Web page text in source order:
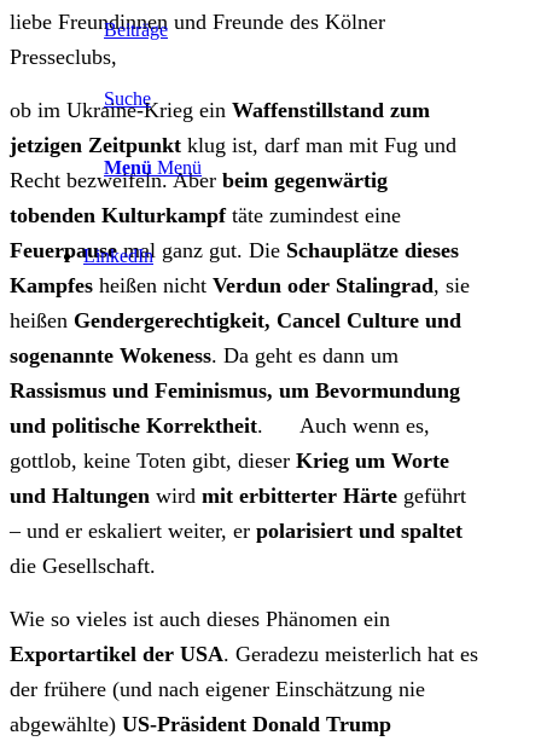
Beiträge
Suche
Menü Menü
LinkedIn
liebe Freundinnen und Freunde des Kölner
Presseclubs,
ob im Ukraine-Krieg ein Waffenstillstand zum
jetzigen Zeitpunkt klug ist, darf man mit Fug und
Recht bezweifeln. Aber beim gegenwärtig
tobenden Kulturkampftäte zumindest eine
Feuerpausemal ganz gut. Die Schauplätze dieses
Kampfes heißen nicht Verdun oder Stalingrad, sie
heißen Gendergerechtigkeit, Cancel Culture und
sogenannte Wokeness. Da geht es dann um
Rassismus und Feminismus, um Bevormundung
und politische Korrektheit. Auch wenn es,
gottlob, keine Toten gibt, dieser Krieg um Worte
und Haltungen wird mit erbitterter Härte geführt
– und er eskaliert weiter, er polarisiert und spaltet
die Gesellschaft.
Wie so vieles ist auch dieses Phänomen ein
Exportartikel der USA. Geradezu meisterlich hat es
der frühere (und nach eigener Einschätzung nie
abgewählte) US-Präsident Donald Trump